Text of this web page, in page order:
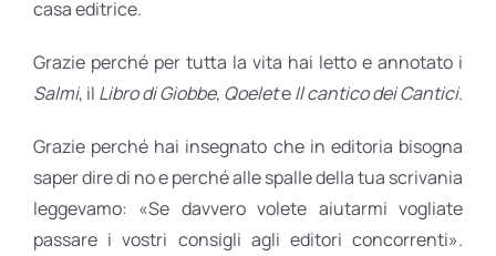
casa editrice.
Grazie perché per tutta la vita hai letto e annotato i
Salmi, il Libro di Giobbe, QoeleteIl cantico dei Cantici.
Grazie perché hai insegnato che in editoria bisogna
saper dire di no e perché alle spalle della tua scrivania
leggevamo: «Se davvero volete aiutarmi vogliate
passare i vostri consigli agli editori concorrenti».